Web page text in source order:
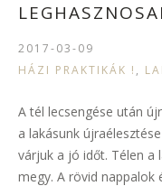
2017-03-09
HÁZI PRAKTIKÁK ! ,
A tél lecsengése után
a lakásunk
várjuk a jó időt. Télen a
megy. A rövid nappalok